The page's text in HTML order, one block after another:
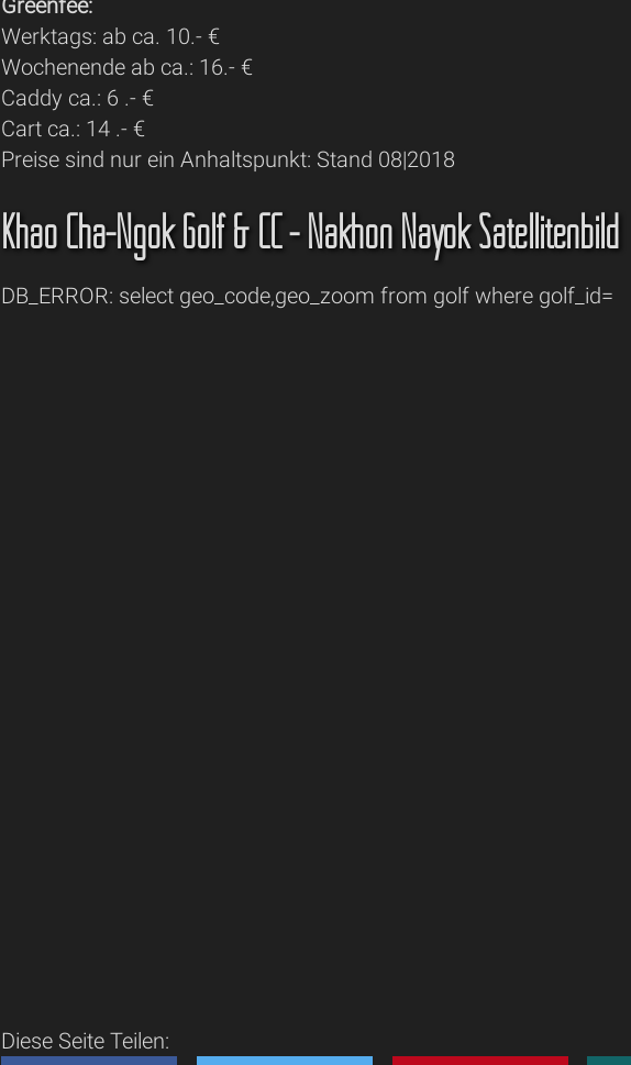
Werktags: ab ca. 10.- €
Wochenende ab ca.: 16.- €
Caddy ca.: 6 .- €
Cart ca.: 14 .- €
Preise sind nur ein Anhaltspunkt: Stand 08|2018
Khao Cha-Ngok Golf & CC - Nakhon Nayok Satellitenbild
DB_ERROR: select geo_code,geo_zoom from golf where golf_id=
Diese Seite Teilen: